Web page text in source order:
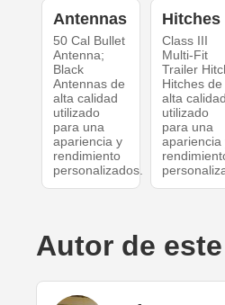
Antennas
50 Cal Bullet
Antenna;
Black
Antennas de
alta calidad
utilizado
para una
apariencia y
rendimiento
personalizados.
Hitches
Class III
Multi-Fit
Trailer
Hitches de
alta calidad
utilizado
para una
apariencia
Autor de